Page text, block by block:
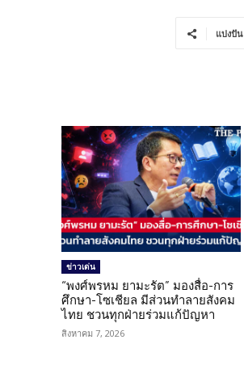
แบ่งปัน
ข่าวเด่น
“พงศ์พรหม ยามะรัต” มองสื่อ-การ
ศึกษา-โซเชียล มีส่วนทำลายสังคม
ไทย ชวนทุกฝ่ายร่วมแก้ปัญหา
สิงหาคม 7, 2026